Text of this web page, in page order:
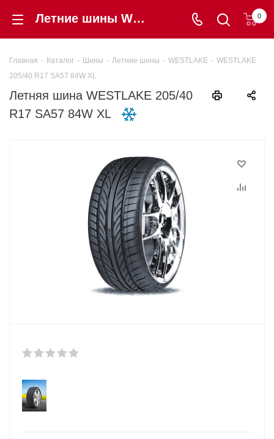
Летние шины WESTLAKE 205/40 R17 SA57 84W XL купить в интернет-магазине «Шинторг» в Калининграде 0
Главная - Каталог - Шины - Летние шины - WESTLAKE - WESTLAKE
205/40 R17 SA57 84W XL
Летняя шина WESTLAKE 205/40
R17 SA57 84W XL